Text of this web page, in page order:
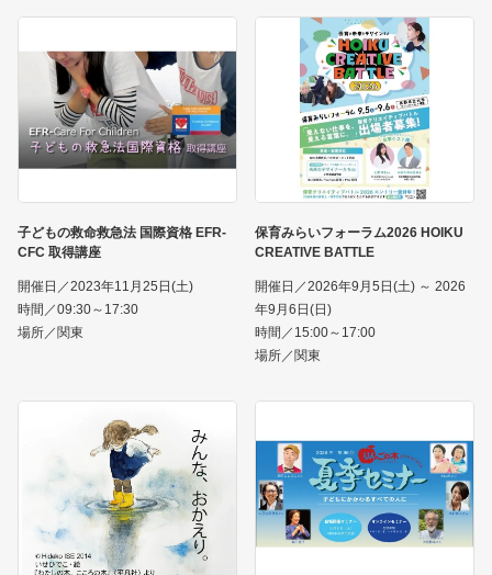
子どもの救命救急法 国際資格 EFR-
CFC 取得講座
開催日／2023年11月25日(土)
時間／09:30～17:30
場所／関東
保育みらいフォーラム2026 HOIKU
CREATIVE BATTLE
開催日／2026年9月5日(土) ～ 2026
年9月6日(日)
時間／15:00～17:00
場所／関東